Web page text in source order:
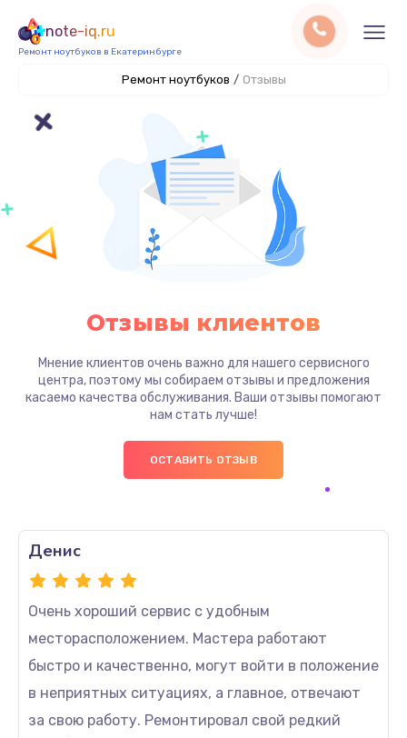
note-iq.ru
Ремонт ноутбуков в Екатеринбурге
Ремонт ноутбуков / Отзывы
Отзывы клиентов
Мнение клиентов очень важно для нашего сервисного
центра, поэтому мы собираем отзывы и предложения
касаемо качества обслуживания. Ваши отзывы помогают
нам стать лучше!
ОСТАВИТЬ ОТЗЫВ
Очень хороший сервис с удобным
месторасположением. Мастера работают
быстро и качественно, могут войти в положение
в неприятных ситуациях, а главное, отвечают
за свою работу. Ремонтировал свой редкий
Денис